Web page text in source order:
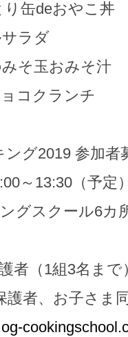
り缶deおやこ丼
ラダ
そ玉おみそ汁
コクランチ
グ2019 参加者
～13:30（予定
グスクール6カ
者（1組3名まで
護者、お子さま